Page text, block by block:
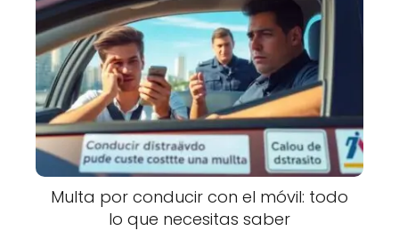
Multa por conducir con el móvil: todo
lo que necesitas saber